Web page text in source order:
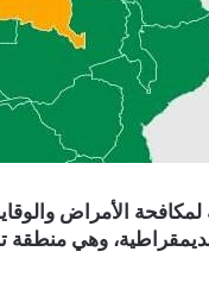
لمكافحة ​الأمراض
وهي